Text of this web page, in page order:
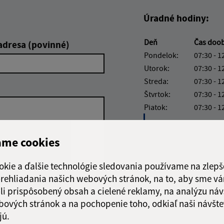
cookies
a ďalšie technológie sledovania používame na
našich webových stránok, na to, aby sme
prispôsobený obsah a cielené reklamy, na analýzu
stránok a na pochopenie toho, odkiaľ naši
(povinné)
Google reCaptcha Response
Odoslať správu
Úradné hodiny:
Deň Čas
Pondelok:
07:30 -
Utorok:
07:30 -
Streda:
07:30 -
Štvrtok:
07:30 -
Piatok:
07:30 -